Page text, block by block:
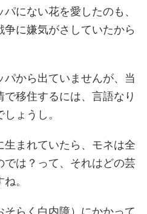
にない花を愛したのも、
争に嫌気がさしていたから
から出ていませんが、当
移住するには、言語なり
ょうし。
生まれていたら、モネは全
では？って、それはどの芸
。
らく白内障）にかかって